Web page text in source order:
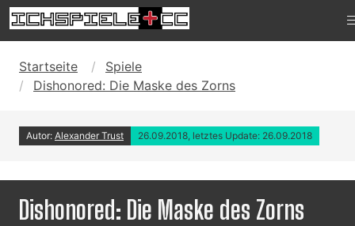
Startseite
Spiele
Dishonored: Die Maske des Zorns
Autor: Alexander Trust 26.09.2018, letztes Update: 26.09.2018
Dishonored: Die Maske des Zorns